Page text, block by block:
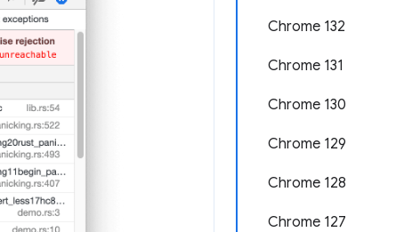
Chrome 132
Chrome 131
Chrome 130
Chrome 129
Chrome 128
Chrome 127